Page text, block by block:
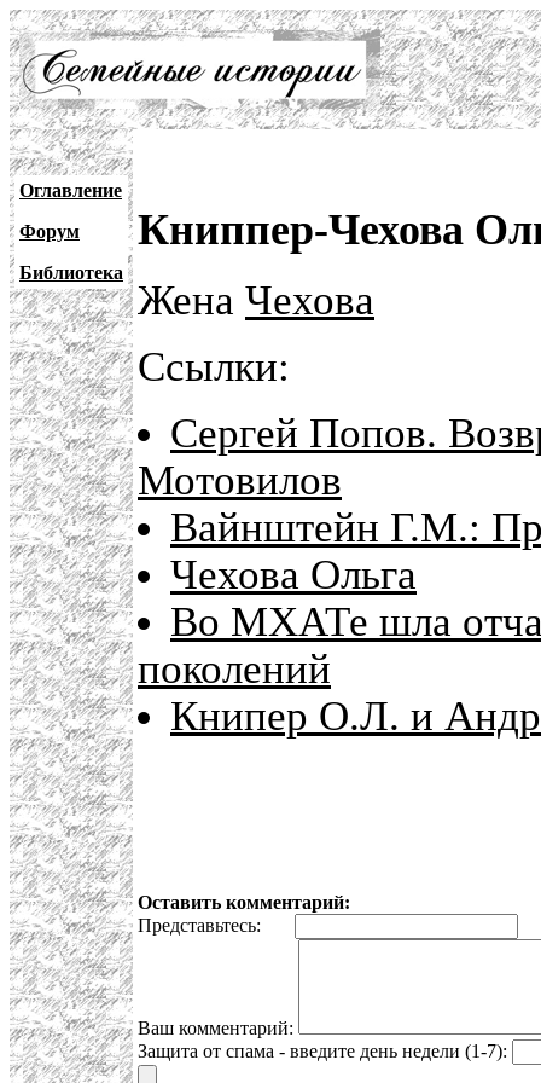
Оглавление
Форум
Библиотека
Книппер-Чехова
Жена Чехова
Ссылки:
Сергей Попов.
Мотовилов
Вайнштейн Г.М.:
Чехова Ольга
Во МХАТе шла
поколений
Книпер О.Л. и
Оставить комментарий:
Представьтесь:
Ваш комментарий:
Защита от спама - введите день недели (1-7):